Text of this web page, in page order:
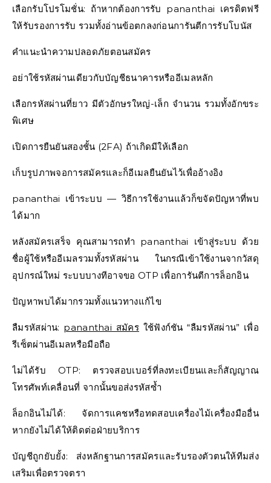
เลือกรับโปรโมชั่น: ถ้าหากต้องการรับ pananthai เครดิตฟรี
ให้รับรองการรับ รวมทั้งอ่านข้อตกลงก่อนการันตีการรับโบนัส
คำแนะนำความปลอดภัยตอนสมัคร
อย่าใช้รหัสผ่านเดียวกับบัญชีธนาคารหรืออีเมลหลัก
เลือกรหัสผ่านที่ยาว มีตัวอักษรใหญ่-เล็ก จำนวน รวมทั้งอักขระ
พิเศษ
เปิดการยืนยันสองชั้น (2FA) ถ้าเกิดมีให้เลือก
เก็บรูปภาพจอการสมัครและก็อีเมลยืนยันไว้เพื่ออ้างอิง
pananthai เข้าระบบ — วิธีการใช้งานแล้วก็ขจัดปัญหาที่พบ
ได้มาก
หลังสมัครเสร็จ คุณสามารถทำ pananthai เข้าสู่ระบบ ด้วย
ชื่อผู้ใช้หรืออีเมลรวมทั้งรหัสผ่าน ในกรณีเข้าใช้งานจากวัสดุ
อุปกรณ์ใหม่ ระบบบางทีอาจขอ OTP เพื่อการันตีการล็อกอิน
ปัญหาพบได้มากรวมทั้งแนวทางแก้ไข
ลืมรหัสผ่าน: pananthai สมัครใช้ฟังก์ชัน “ลืมรหัสผ่าน” เพื่อ
รีเซ็ตผ่านอีเมลหรือมือถือ
ไม่ได้รับ OTP: ตรวจสอบเบอร์ที่ลงทะเบียนและก็สัญญาณ
โทรศัพท์เคลื่อนที่ จากนั้นขอส่งรหัสซ้ำ
ล็อกอินไม่ได้: จัดการแคชหรือทดสอบเครื่องไม้เครื่องมืออื่น
หากยังไม่ได้ให้ติดต่อฝ่ายบริการ
บัญชีถูกยับยั้ง: ส่งหลักฐานการสมัครและรับรองตัวตนให้ทีมส่ง
เสริมเพื่อตรวจตรา